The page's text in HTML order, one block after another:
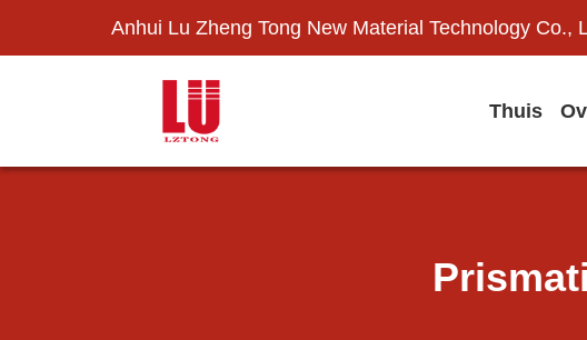
Anhui Lu Zheng Tong New Material Technology Co.,
Thuis